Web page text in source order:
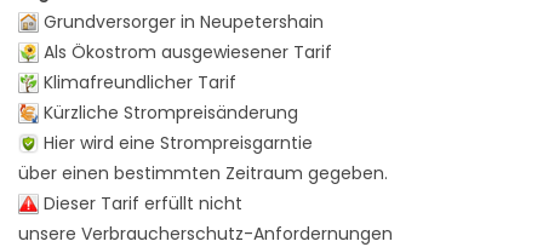
Grundversorger in Neupetershain
Als Ökostrom ausgewiesener Tarif
Klimafreundlicher Tarif
Kürzliche Strompreisänderung
Hier wird eine Strompreisgarntie
über einen bestimmten Zeitraum gegeben.
Dieser Tarif erfüllt nicht
unsere Verbraucherschutz-Anfordernungen